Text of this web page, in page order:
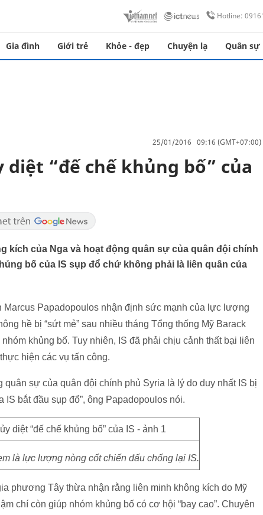
Hotline:
Gia đình Giới trẻ Khỏe - đẹp Chuyện lạ Quân sự
25/01/2016 09:16 (GMT+07:00)
diệt “đế chế khủng bố” của
kích của Nga và hoạt động quân sự của quân đội chính
bố của IS sụp đổ chứ không phải là liên quân của
Papadopoulos nhận định sức mạnh của lực lượng
hề bị “sứt mẻ” sau nhiều tháng Tổng thống Mỹ Barack
khủng bố. Tuy nhiên, IS đã phải chịu cảnh thất bại liên
hiện các vụ tấn công.
quân sự của quân đội chính phủ Syria là lý do duy nhất IS bị
bắt đầu sụp đổ”, ông Papadopoulos nói.
là lực lượng nòng cốt chiến đấu chống lại IS.
phương Tây thừa nhận rằng liên minh không kích do Mỹ
chí còn giúp nhóm khủng bố có cơ hội “bay cao”. Chuyên